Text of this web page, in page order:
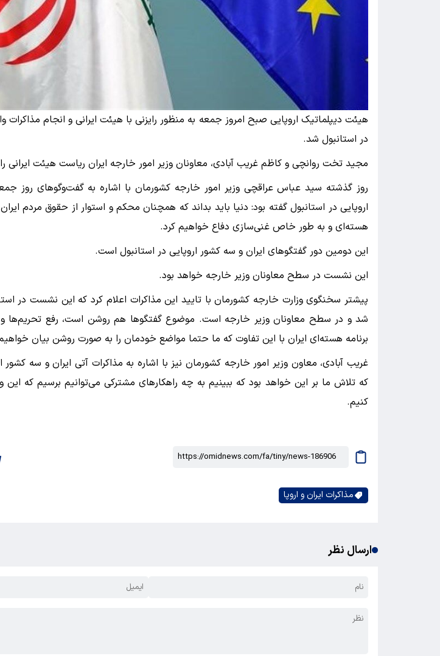
هیئت دیپلماتیک اروپایی صبح امروز جمعه به منظور رایزنی با هیئت ایرانی و انجام مذاکرات
در استانبول شد.
مجید تخت روانچی و کاظم غریب آبادی، معاونان وزیر امور خارجه ایران ریاست هیئت ایرانی
اروپایی در استانبول گفته بود: دنیا باید بداند که همچنان محکم و استوار از حقوق مردم
هسته‌ای و به طور خاص غنی‌سازی دفاع خواهیم کرد.
این دومین دور گفتگوهای ایران و سه کشور اروپایی در استانبول است.
این نشست در سطح معاونان وزیر خارجه خواهد بود.
پیشتر سخنگوی وزارت خارجه کشورمان با تایید این مذاکرات اعلام کرد که این نشست در
شد و در سطح معاونان وزیر خارجه است. موضوع گفتگوها هم روشن است، رفع تحریم‌ها
برنامه هسته‌ای ایران با این تفاوت که ما حتما مواضع خودمان را به صورت روشن بیان
غریب آبادی، معاون وزیر امور خارجه کشورمان نیز با اشاره به مذاکرات آتی ایران و سه کشور
که تلاش ما بر این خواهد بود که ببینیم به چه راهکارهای مشترکی می‌توانیم برسیم که
کنیم.
مذاکرات ایران و اروپا
ارسال نظر